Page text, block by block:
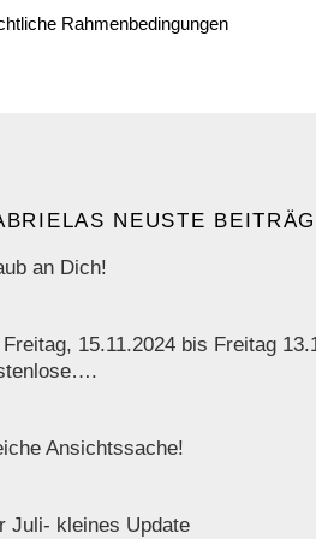
Rahmenbedingungen
NEUSTE
an Dich!
15.11.2024 bis Freitag
Ansichtssache!
Juli- kleines Update